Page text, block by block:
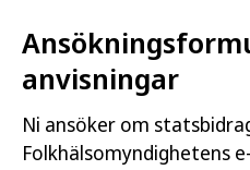
anvisningar
Ni ansöker om
Folkhälsomyndighetens